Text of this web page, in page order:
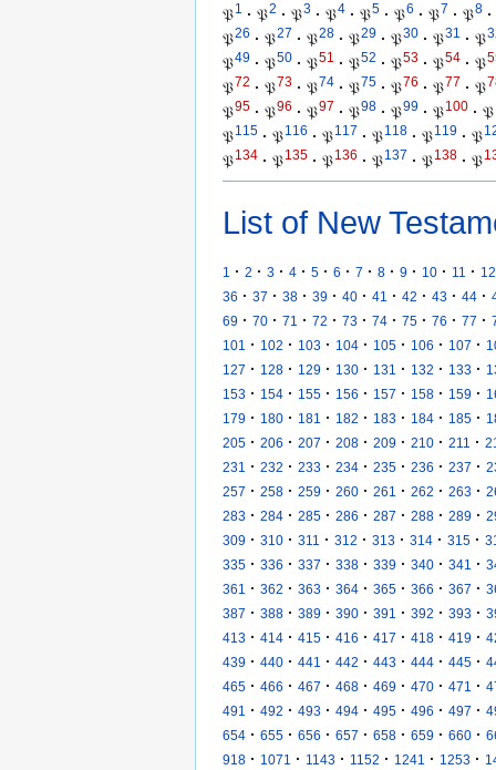
𝔓1 · 𝔓2 · 𝔓3 · 𝔓4 · 𝔓5 · 𝔓6 · 𝔓7 · 𝔓8 ·
𝔓26 · 𝔓27 · 𝔓28 · 𝔓29 · 𝔓30 · 𝔓31 · 𝔓
𝔓49 · 𝔓50 · 𝔓51 · 𝔓52 · 𝔓53 · 𝔓54 · 𝔓
𝔓72 · 𝔓73 · 𝔓74 · 𝔓75 · 𝔓76 · 𝔓77 · 𝔓
𝔓95 · 𝔓96 · 𝔓97 · 𝔓98 · 𝔓99 · 𝔓100 · 𝔓
𝔓115 · 𝔓116 · 𝔓117 · 𝔓118 · 𝔓119 · 𝔓
𝔓134 · 𝔓135 · 𝔓136 · 𝔓137 · 𝔓138 · 𝔓
List of New
1 · 2 · 3 · 4 · 5 · 6 · 7 · 8 · 9 · 10 · 11 · 12
36 · 37 · 38 · 39 · 40 · 41 · 42 · 43 · 44 ·
69 · 70 · 71 · 72 · 73 · 74 · 75 · 76 · 77 ·
101
· 102 · 103 · 104 · 105 · 106 · 107 ·
127 · 128 · 129 · 130 · 131 · 132 · 133 ·
153 · 154 · 155 · 156 · 157 · 158 · 159 ·
179 · 180 · 181 · 182 · 183 · 184 · 185 ·
205 · 206 · 207 · 208 · 209 · 210 · 211 ·
231
· 232 · 233 · 234 · 235 · 236 · 237 ·
257 · 258 · 259 · 260 · 261 · 262 · 263 ·
283 · 284 · 285 · 286 · 287 · 288 · 289 ·
309 · 310 · 311 · 312 · 313 · 314 · 315 ·
335 · 336 · 337 · 338 · 339 · 340 · 341 ·
361
· 362 · 363 · 364 · 365 · 366 · 367 ·
387 · 388 · 389 · 390 · 391 · 392 · 393 ·
413 · 414 · 415 · 416 · 417 · 418 · 419 ·
439 · 440 · 441 · 442 · 443 · 444 · 445 ·
465 · 466 · 467 · 468 · 469 · 470 · 471 ·
491
· 492 · 493 · 494 · 495 · 496 · 497 ·
654 · 655 · 656 · 657 · 658 · 659 · 660 ·
918 · 1071 · 1143 · 1152 · 1241 · 1253 ·